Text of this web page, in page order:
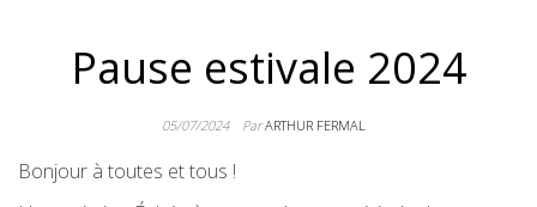
Pause estivale 2024
05/07/2024 ParARTHUR FERMAL
Bonjour à toutes et tous !